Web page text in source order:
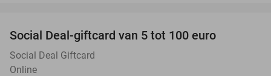
Social Deal-giftcard van 5 tot 100 euro
Social Deal Giftcard
Online